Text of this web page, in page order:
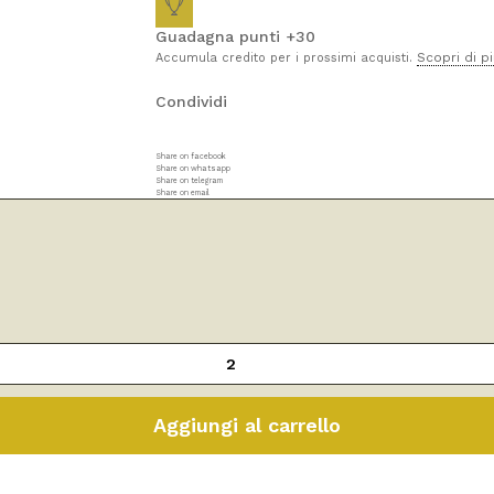
Guadagna punti +30
Accumula credito per i prossimi acquisti. Scopri di
Condividi
Share on facebook
Share on whatsapp
Share on telegram
Share on email
Aggiungi al carrello